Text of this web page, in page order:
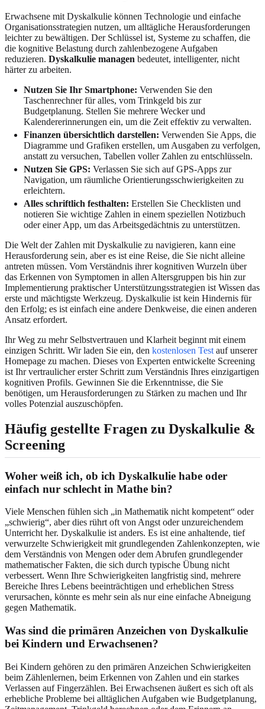
Erwachsene mit Dyskalkulie können Technologie und einfache
Organisationsstrategien nutzen, um alltägliche Herausforderungen
leichter zu bewältigen. Der Schlüssel ist, Systeme zu schaffen, die
die kognitive Belastung durch zahlenbezogene Aufgaben
reduzieren. Dyskalkulie managen bedeutet, intelligenter, nicht
härter zu arbeiten.
Nutzen Sie Ihr Smartphone: Verwenden Sie den
Taschenrechner für alles, vom Trinkgeld bis zur
Budgetplanung. Stellen Sie mehrere Wecker und
Kalendererinnerungen ein, um die Zeit effektiv zu verwalten.
Finanzen übersichtlich darstellen: Verwenden Sie Apps, die
Diagramme und Grafiken erstellen, um Ausgaben zu verfolgen,
anstatt zu versuchen, Tabellen voller Zahlen zu entschlüsseln.
Nutzen Sie GPS: Verlassen Sie sich auf GPS-Apps zur
Navigation, um räumliche Orientierungsschwierigkeiten zu
erleichtern.
Alles schriftlich festhalten: Erstellen Sie Checklisten und
notieren Sie wichtige Zahlen in einem speziellen Notizbuch
oder einer App, um das Arbeitsgedächtnis zu unterstützen.
Die Welt der Zahlen mit Dyskalkulie zu navigieren, kann eine
Herausforderung sein, aber es ist eine Reise, die Sie nicht alleine
antreten müssen. Vom Verständnis ihrer kognitiven Wurzeln über
das Erkennen von Symptomen in allen Altersgruppen bis hin zur
Implementierung praktischer Unterstützungsstrategien ist Wissen das
erste und mächtigste Werkzeug. Dyskalkulie ist kein Hindernis für
den Erfolg; es ist einfach eine andere Denkweise, die einen anderen
Ansatz erfordert.
Ihr Weg zu mehr Selbstvertrauen und Klarheit beginnt mit einem
einzigen Schritt. Wir laden Sie ein, den kostenlosen Test auf unserer
Homepage zu machen. Dieses von Experten entwickelte Screening
ist Ihr vertraulicher erster Schritt zum Verständnis Ihres einzigartigen
kognitiven Profils. Gewinnen Sie die Erkenntnisse, die Sie
benötigen, um Herausforderungen zu Stärken zu machen und Ihr
volles Potenzial auszuschöpfen.
Häufig gestellte Fragen zu Dyskalkulie &
Screening
Woher weiß ich, ob ich Dyskalkulie habe oder
einfach nur schlecht in Mathe bin?
Viele Menschen fühlen sich „in Mathematik nicht kompetent“ oder
„schwierig“, aber dies rührt oft von Angst oder unzureichendem
Unterricht her. Dyskalkulie ist anders. Es ist eine anhaltende, tief
verwurzelte Schwierigkeit mit grundlegenden Zahlenkonzepten, wie
dem Verständnis von Mengen oder dem Abrufen grundlegender
mathematischer Fakten, die sich durch typische Übung nicht
verbessert. Wenn Ihre Schwierigkeiten langfristig sind, mehrere
Bereiche Ihres Lebens beeinträchtigen und erheblichen Stress
verursachen, könnte es mehr sein als nur eine einfache Abneigung
gegen Mathematik.
Was sind die primären Anzeichen von Dyskalkulie
bei Kindern und Erwachsenen?
Bei Kindern gehören zu den primären Anzeichen Schwierigkeiten
beim Zählenlernen, beim Erkennen von Zahlen und ein starkes
Verlassen auf Fingerzählen. Bei Erwachsenen äußert es sich oft als
erhebliche Probleme bei alltäglichen Aufgaben wie Budgetplanung,